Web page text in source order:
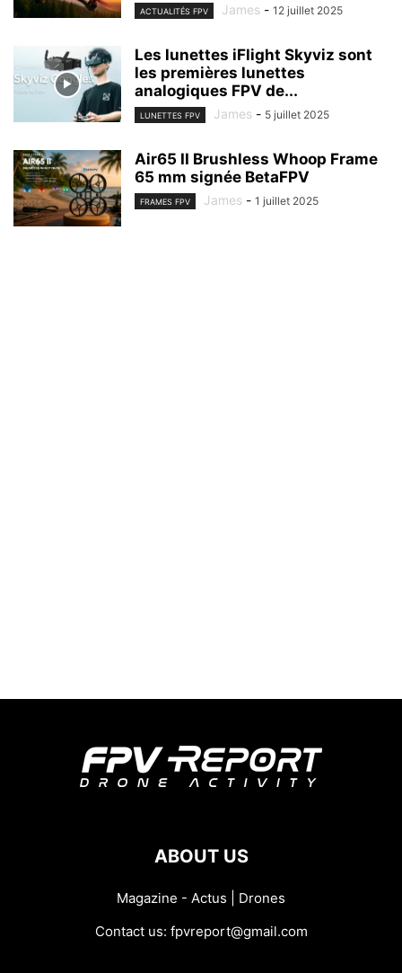
ACTUALITÉS FPV James - 12 juillet 2025
Les lunettes iFlight Skyviz sont
les premières lunettes
analogiques FPV de...
LUNETTES FPV James - 5 juillet 2025
Air65 II Brushless Whoop Frame
65 mm signée BetaFPV
FRAMES FPV James - 1 juillet 2025
ABOUT US
Magazine - Actus | Drones
Contact us: fpvreport@gmail.com